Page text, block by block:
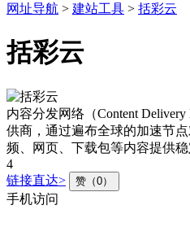
网址导航 > 建站工具 > 括彩云
括彩云
内容分发网络（Content
供商，通过遍布全球的加速节
频、网页、下载包等内容提供
4
链接直达>
赞（0）
手机访问